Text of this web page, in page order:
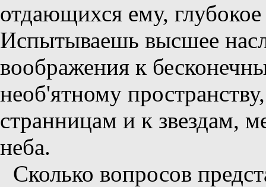
отдающихся ему,
Испытываешь высшее
воображения к
необ'ятному
странницам и к звездам,
неба.
Сколько вопросов